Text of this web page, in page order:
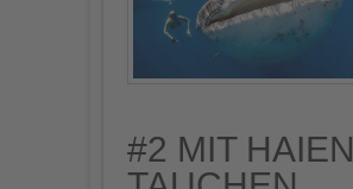
#2 MIT HAIEN